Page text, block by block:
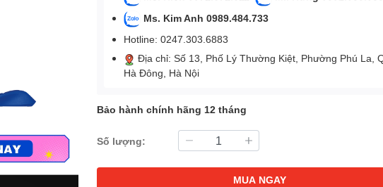
Ms. Kim Anh 0989.484.733
Hotline: 0247.303.6883
Địa chỉ: Số 13, Phố Lý Thường Kiệt, Phường Phú La,
Hà Đông, Hà Nội
Bảo hành chính hãng 12 tháng
Số lượng:
MUA NGAY